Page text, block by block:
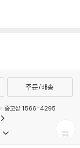
주문/배송
중고샵 1566-4295